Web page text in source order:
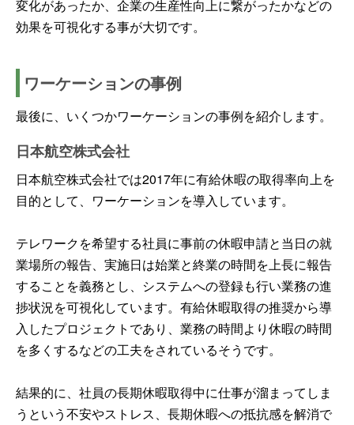
変化があったか、企業の生産性向上に繋がったかなどの
効果を可視化する事が大切です。
ワーケーションの事例
最後に、いくつかワーケーションの事例を紹介します。
日本航空株式会社
日本航空株式会社では2017年に有給休暇の取得率向上を
目的として、ワーケーションを導入しています。
テレワークを希望する社員に事前の休暇申請と当日の就
業場所の報告、実施日は始業と終業の時間を上長に報告
することを義務とし、システムへの登録も行い業務の進
捗状況を可視化しています。有給休暇取得の推奨から導
入したプロジェクトであり、業務の時間より休暇の時間
を多くするなどの工夫をされているそうです。
結果的に、社員の長期休暇取得中に仕事が溜まってしま
うという不安やストレス、長期休暇への抵抗感を解消で